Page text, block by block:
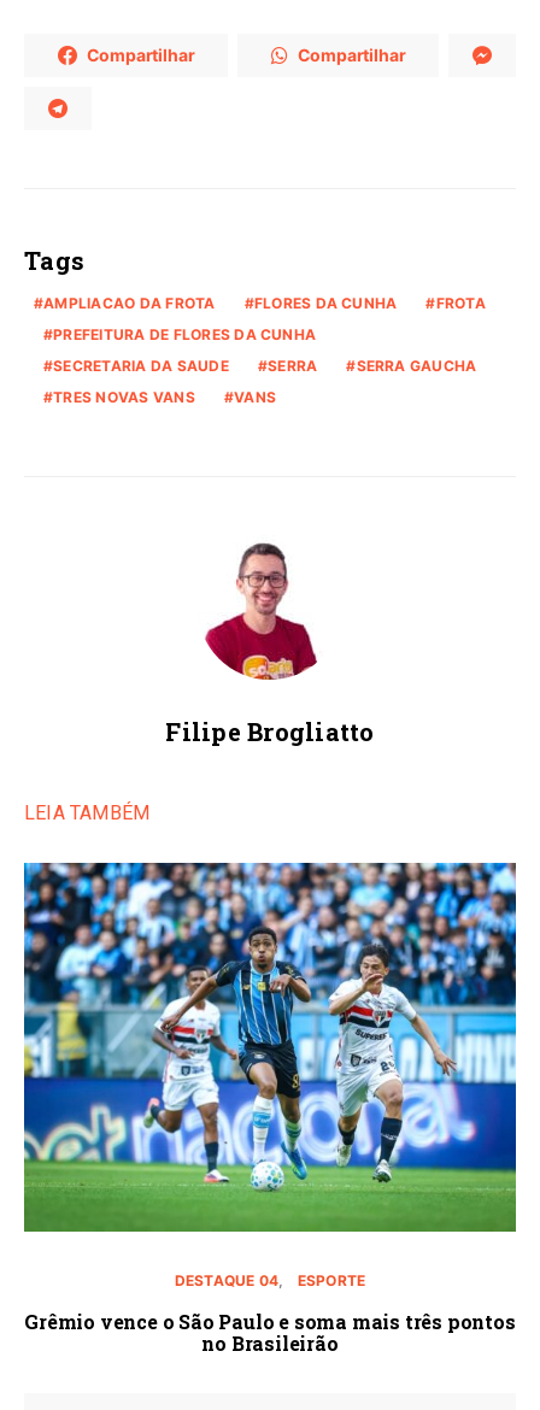
Compartilhar Compartilhar
Tags
AMPLIACAO DA FROTA FLORES DA CUNHA
FROTA
PREFEITURA DE FLORES DA CUNHA
SECRETARIA DA SAUDE
SERRA
SERRA GAUCHA
TRES NOVAS VANS
VANS
Filipe Brogliatto
LEIA TAMBÉM
DESTAQUE 04 ESPORTE
Grêmio vence o São Paulo e soma mais três pontos
no Brasileirão